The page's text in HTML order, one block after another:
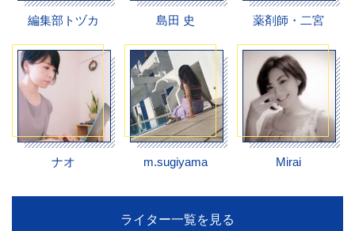
編集部トヅカ 島田 史 薬剤師・二宮
ナオ m.sugiyama Mirai
ライター一覧を見る